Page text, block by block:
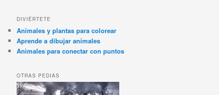
DIVIÉRTETE
Animales y plantas para colorear
Aprende a dibujar animales
Animales para conectar con puntos
OTRAS PEDIAS